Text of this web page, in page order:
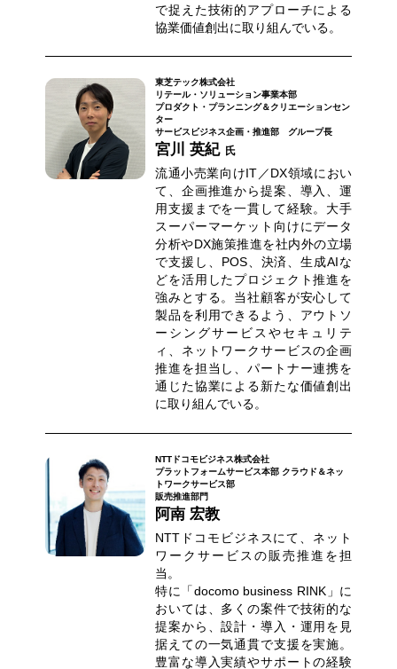
で捉えた技術的アプローチによる
協業価値創出に取り組んでいる。
東芝テック株式会社
リテール・ソリューション事業本部
プロダクト・プランニング＆クリエーションセン
ター
サービスビジネス企画・推進部 グループ長
宮川 英紀 氏
流通小売業向けIT／DX領域におい
て、企画推進から提案、導入、運
用支援までを一貫して経験。大手
スーパーマーケット向けにデータ
分析やDX施策推進を社内外の立場
で支援し、POS、決済、生成AIな
どを活用したプロジェクト推進を
強みとする。当社顧客が安心して
製品を利用できるよう、アウトソ
ーシングサービスやセキュリテ
ィ、ネットワークサービスの企画
推進を担当し、パートナー連携を
通じた協業による新たな価値創出
に取り組んでいる。
NTTドコモビジネス株式会社
プラットフォームサービス本部 クラウド＆ネッ
トワークサービス部
販売推進部門
阿南 宏教
NTTドコモビジネスにて、ネット
ワークサービスの販売推進を担
当。
特に「docomo business RINK」に
おいては、多くの案件で技術的な
提案から、設計・導入・運用を見
据えての一気通貫で支援を実施。
豊富な導入実績やサポートの経験